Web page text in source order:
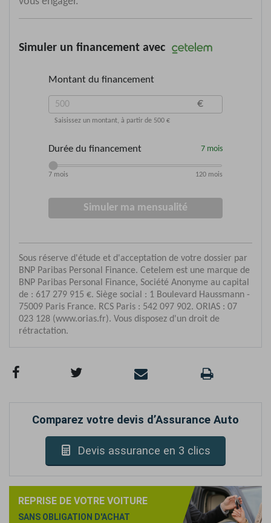
Comparez votre devis d’Assurance Auto
Devis assurance en 3 clics
REPRISE DE VOTRE VOITURE
SANS OBLIGATION D'ACHAT